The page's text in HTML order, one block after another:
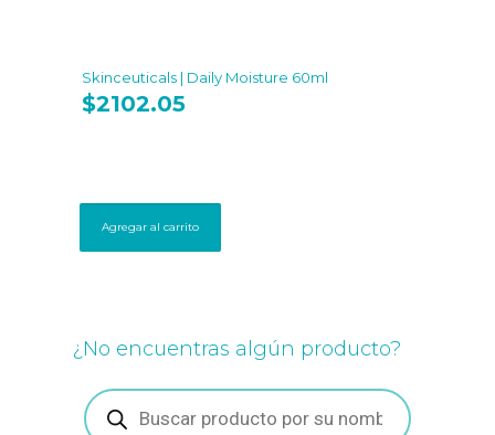
Skinceuticals | Daily Moisture 60ml
$2102.05
Agregar al carrito
¿No encuentras algún producto?
Búsqueda
de
productos